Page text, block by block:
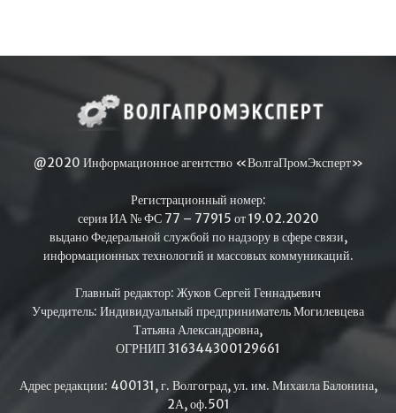
@2020 Информационное агентство «ВолгаПромЭксперт»
Регистрационный номер:
серия ИА № ФС 77 – 77915 от 19.02.2020
выдано Федеральной службой по надзору в сфере связи,
информационных технологий и массовых коммуникаций.
Главный редактор: Жуков Сергей Геннадьевич
Учредитель: Индивидуальный предприниматель Могилевцева
Татьяна Александровна,
ОГРНИП 316344300129661
Адрес редакции: 400131, г. Волгоград, ул. им. Михаила Балонина,
2А, оф.501